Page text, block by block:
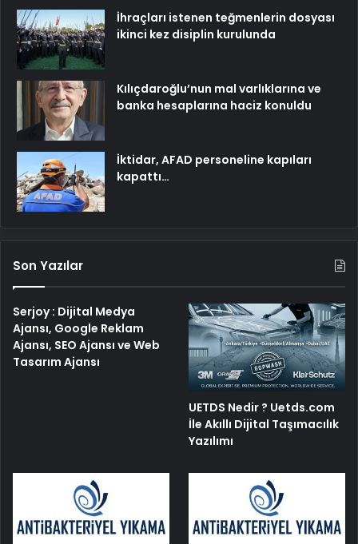
İhraçları istenen teğmenlerin dosyası
ikinci kez disiplin kurulunda
Kılıçdaroğlu’nun mal varlıklarına ve
banka hesaplarına haciz konuldu
İktidar, AFAD personeline kapıları
kapattı…
Son Yazılar
Serjoy : Dijital Medya
Ajansı, Google Reklam
Ajansı, SEO Ajansı ve Web
Tasarım Ajansı
UETDS Nedir ? Uetds.com
İle Akıllı Dijital Taşımacılık
Yazılımı